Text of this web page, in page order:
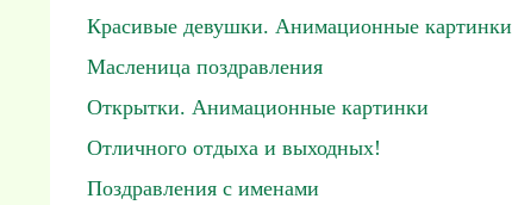
Красивые девушки. Анимационные картинки
Масленица поздравления
Открытки. Анимационные картинки
Отличного отдыха и выходных!
Поздравления с именами